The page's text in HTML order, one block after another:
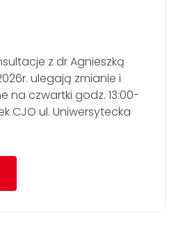
z dr Agnieszką
ulegają zmianie i
na czwartki godz. 13:00-
CJO ul. Uniwersytecka